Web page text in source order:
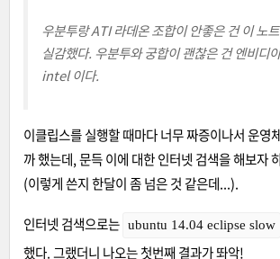
우분투랑 ATI 라데온 조합이 안좋은 건 이 노
실감했다. 우분투와 궁합이 괜찮은 건 엔비디
intel 이다.
이클립스를 실행할 때마다 너무 짜증이나서 운영
까 했는데, 문득 이에 대한 인터넷 검색을 해보자
(이렇게 쓴지 한달이 좀 넘은 것 같은데...).
인터넷 검색으로는 ubuntu 14.04 eclipse slow
했다. 그랬더니 나오는 첫번째 결과가 똬악!